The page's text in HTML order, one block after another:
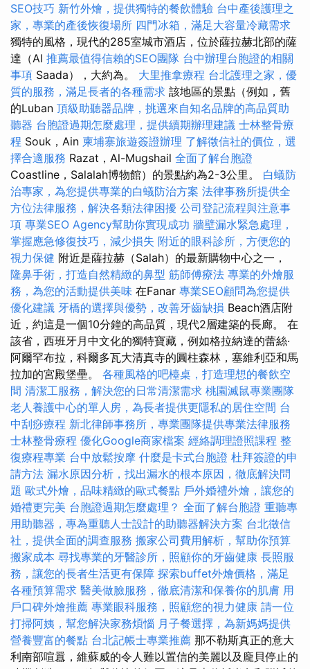
SEO技巧 新竹外燴，提供獨特的餐飲體驗 台中產後護理之
家，專業的產後恢復場所 四門冰箱，滿足大容量冷藏需求
獨特的風格，現代的285室城市酒店，位於薩拉赫北部的薩
達（Al 推薦最值得信賴的SEO團隊 台中辦理台胞證的相關
事項 Saada），大約為。 大里推拿療程 台北護理之家，優
質的服務，滿足長者的各種需求 該地區的景點（例如，舊
的Luban 頂級助聽器品牌，挑選來自知名品牌的高品質助
聽器 台胞證過期怎麼處理，提供續期辦理建議 士林整骨療
程 Souk，Ain 柬埔寨旅遊簽證辦理 了解徵信社的價位，選
擇合適服務 Razat，Al-Mugshail 全面了解台胞證
Coastline，Salalah博物館）的景點約為2-3公里。 白蟻防
治專家，為您提供專業的白蟻防治方案 法律事務所提供全
方位法律服務，解決各類法律困擾 公司登記流程與注意事
項 專業SEO Agency幫助你實現成功 牆壁漏水緊急處理，
掌握應急修復技巧，減少損失 附近的眼科診所，方便您的
視力保健 附近是薩拉赫（Salah）的最新購物中心之一，
隆鼻手術，打造自然精緻的鼻型 筋師傅療法 專業的外燴服
務，為您的活動提供美味 在Fanar 專業SEO顧問為您提供
優化建議 牙橋的選擇與優勢，改善牙齒缺損 Beach酒店附
近，約這是一個10分鐘的高品質，現代2層建築的長廊。 在
該省，西班牙月中文化的獨特寶藏，例如格拉納達的蕾絲·
阿爾罕布拉，科爾多瓦大清真寺的圓柱森林，塞維利亞和馬
拉加的宮殿堡壘。 各種風格的吧檯桌，打造理想的餐飲空
間 清潔工服務，解決您的日常清潔需求 桃園滅鼠專業團隊
老人養護中心的單人房，為長者提供更隱私的居住空間 台
中刮痧療程 新北律師事務所，專業團隊提供專業法律服務
士林整骨療程 優化Google商家檔案 經絡調理證照課程 整
復療程專業 台中放鬆按摩 什麼是卡式台胞證 杜拜簽證的申
請方法 漏水原因分析，找出漏水的根本原因，徹底解決問
題 歐式外燴，品味精緻的歐式餐點 戶外婚禮外燴，讓您的
婚禮更完美 台胞證過期怎麼處理？ 全面了解台胞證 重聽專
用助聽器，專為重聽人士設計的助聽器解決方案 台北徵信
社，提供全面的調查服務 搬家公司費用解析，幫助你預算
搬家成本 尋找專業的牙醫診所，照顧你的牙齒健康 長照服
務，讓您的長者生活更有保障 探索buffet外燴價格，滿足
各種預算需求 醫美做臉服務，徹底清潔和保養你的肌膚 用
戶口碑外燴推薦 專業眼科服務，照顧您的視力健康 請一位
打掃阿姨，幫您解決家務煩惱 月子餐選擇，為新媽媽提供
營養豐富的餐點 台北記帳士專業推薦 那不勒斯真正的意大
利南部喧囂，維蘇威的令人難以置信的美麗以及龐貝停止的